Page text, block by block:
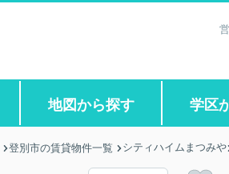
地図から探す 学区
登別市の賃貸物件一覧 シティハイムまつみや